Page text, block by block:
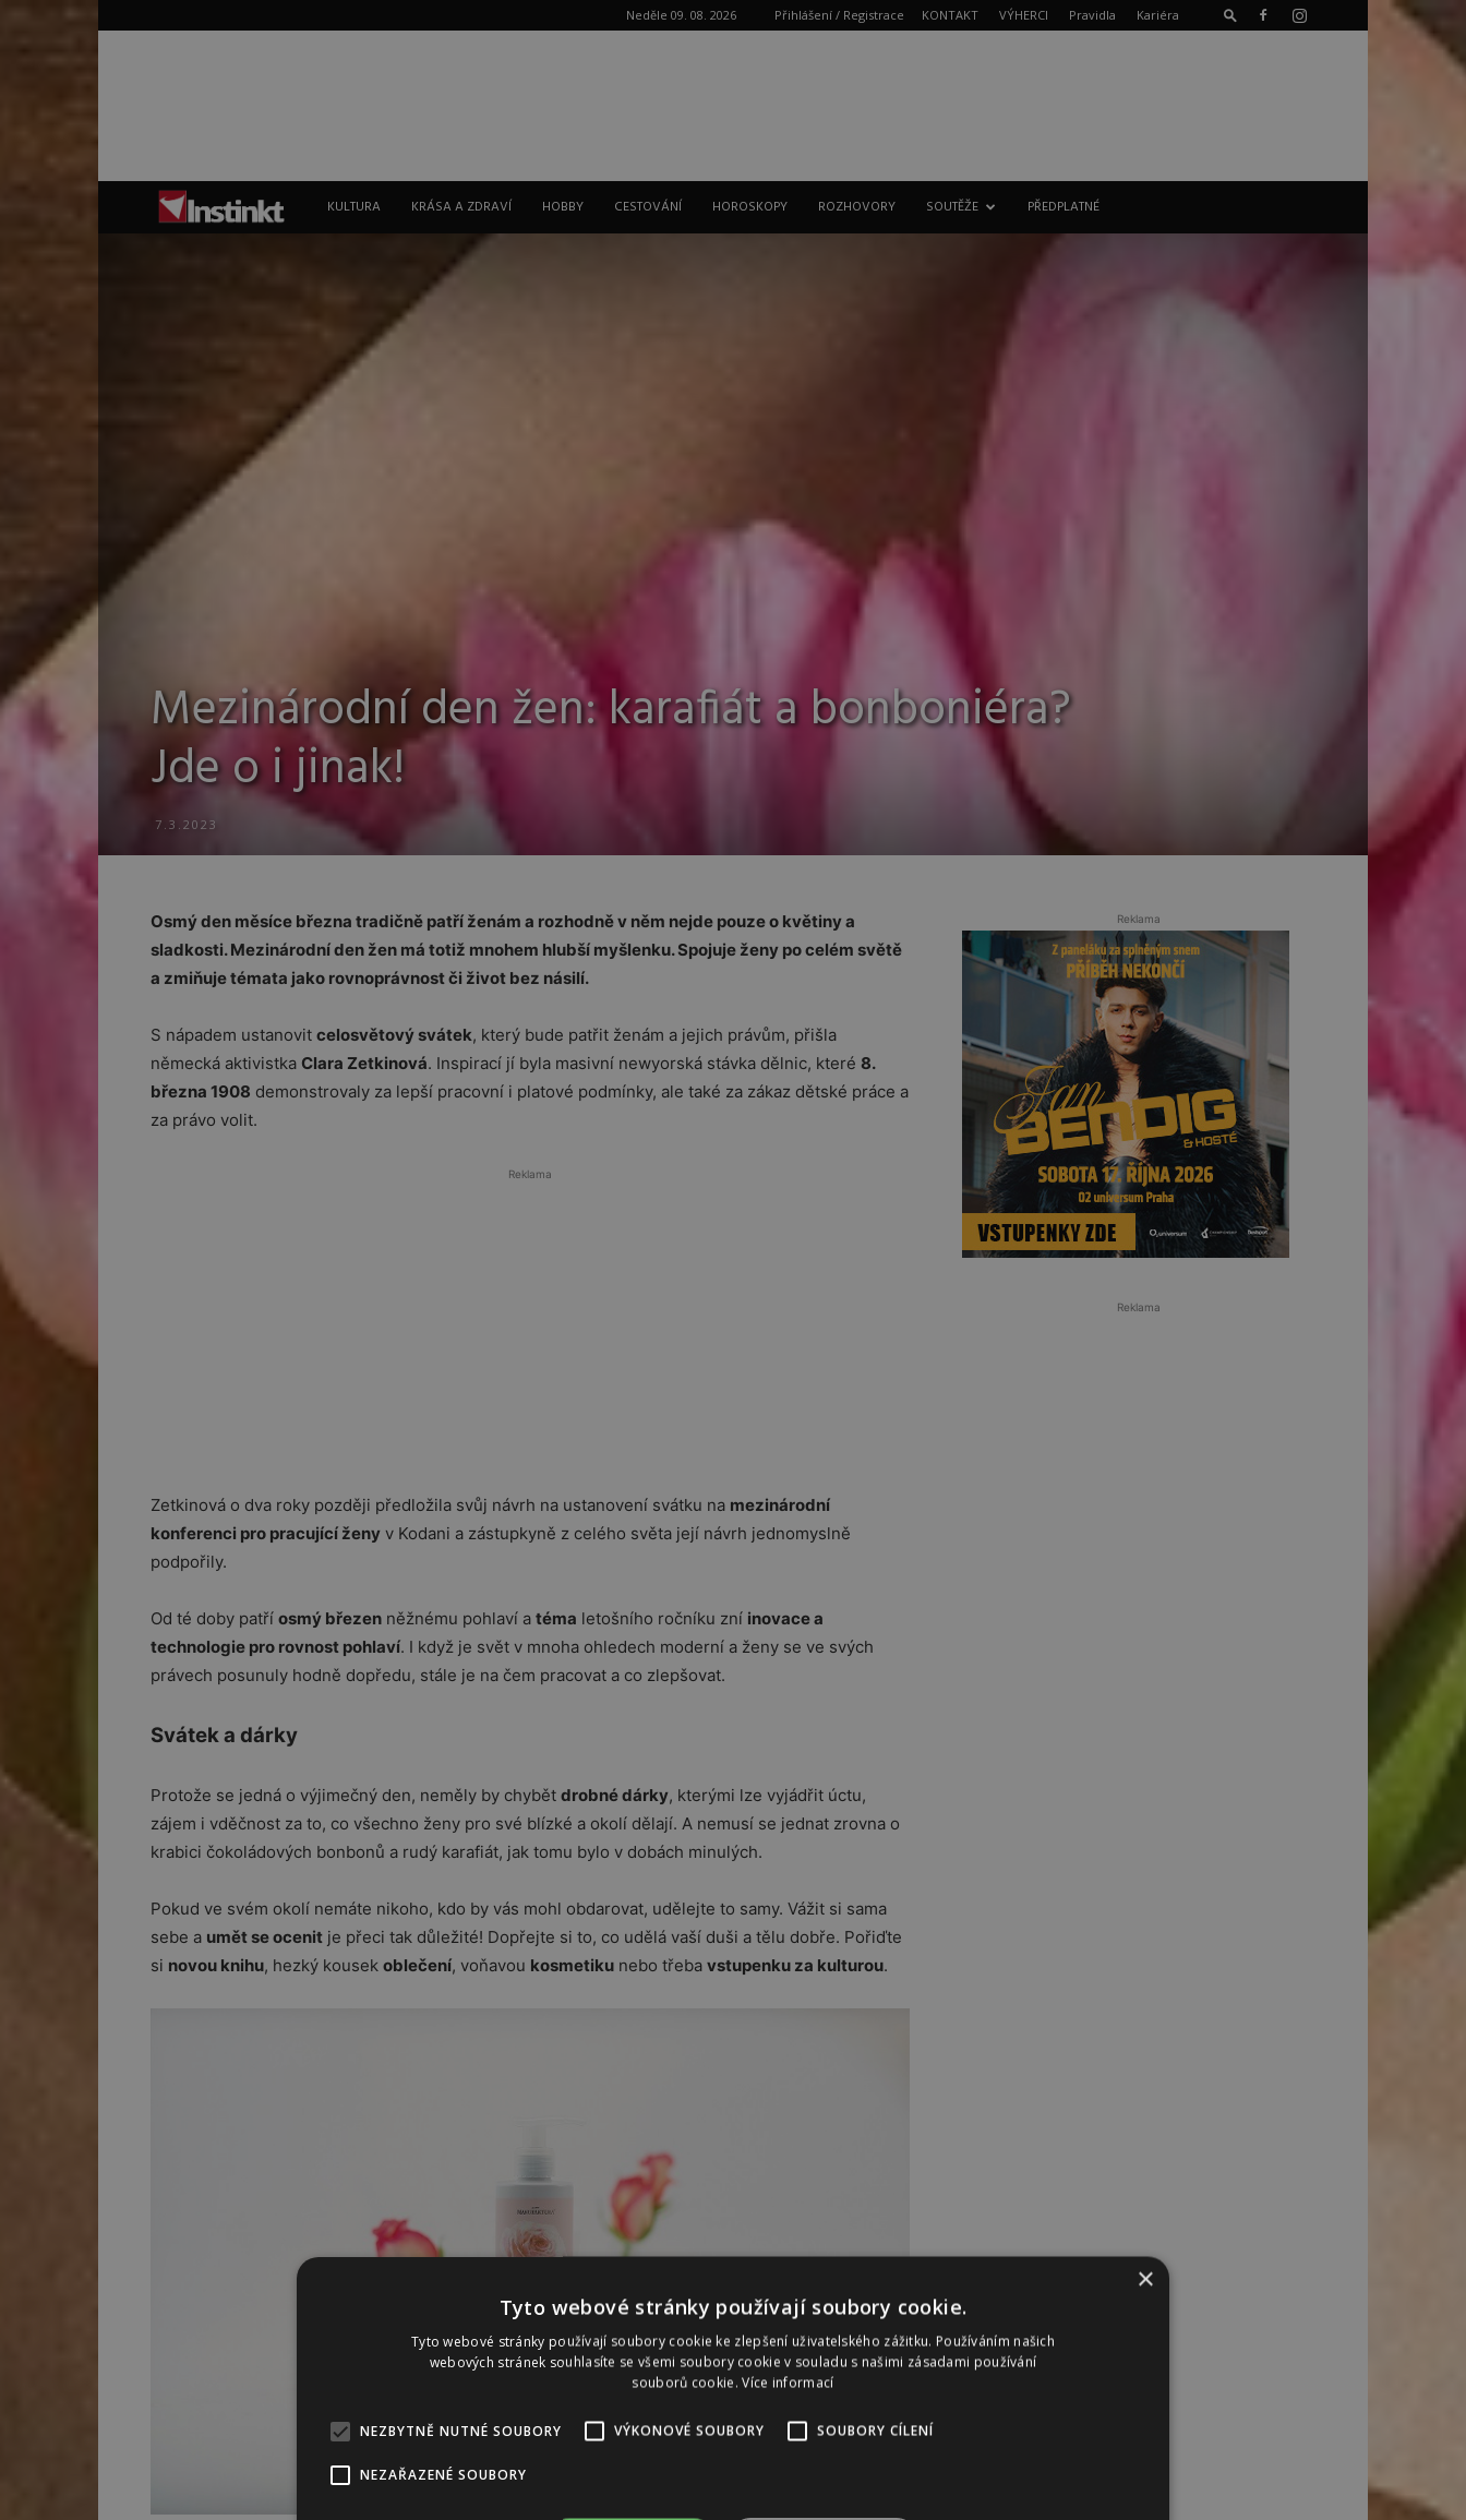
Neděle 09. 08. 2026 Přihlášení / Registrace KONTAKT VÝHERCI Pravidla Kariéra
Instinkt
KULTURA KRÁSA A ZDRAVÍ HOBBY CESTOVÁNÍ HOROSKOPY ROZHOVORY SOUTĚŽE PŘEDPLATNÉ
Mezinárodní den žen: karafiát a bonboniéra?
Jde o i jinak!
7.3.2023
Osmý den měsíce března tradičně patří ženám a rozhodně v něm nejde pouze o květiny a
sladkosti. Mezinárodní den žen má totiž mnohem hlubší myšlenku. Spojuje ženy po celém světě
a zmiňuje témata jako rovnoprávnost či život bez násilí.
S nápadem ustanovit celosvětový svátek, který bude patřit ženám a jejich právům, přišla
německá aktivistka Clara Zetkinová. Inspirací jí byla masivní newyorská stávka dělnic, které 8.
března 1908 demonstrovaly za lepší pracovní i platové podmínky, ale také za zákaz dětské práce a
za právo volit.
Reklama
Zetkinová o dva roky později předložila svůj návrh na ustanovení svátku na mezinárodní
konferenci pro pracující ženy v Kodani a zástupkyně z celého světa její návrh jednomyslně
podpořily.
Od té doby patří osmý březen něžnému pohlaví a téma letošního ročníku zní inovace a
technologie pro rovnost pohlaví. I když je svět v mnoha ohledech moderní a ženy se ve svých
právech posunuly hodně dopředu, stále je na čem pracovat a co zlepšovat.
Svátek a dárky
Protože se jedná o výjimečný den, neměly by chybět drobné dárky, kterými lze vyjádřit úctu,
zájem i vděčnost za to, co všechno ženy pro své blízké a okolí dělají. A nemusí se jednat zrovna o
krabici čokoládových bonbonů a rudý karafiát, jak tomu bylo v dobách minulých.
Pokud ve svém okolí nemáte nikoho, kdo by vás mohl obdarovat, udělejte to samy. Vážit si sama
sebe a umět se ocenit je přeci tak důležité! Dopřejte si to, co udělá vaší duši a tělu dobře. Pořiďte
si novou knihu, hezký kousek oblečení, voňavou kosmetiku nebo třeba vstupenku za kulturou.
Reklama
Reklama
×
Tyto webové stránky používají soubory cookie.
Tyto webové stránky používají soubory cookie ke zlepšení uživatelského zážitku. Používáním našich
webových stránek souhlasíte se všemi soubory cookie v souladu s našimi zásadami používání
souborů cookie.Více informací
NEZBYTNĚ NUTNÉ SOUBORY VÝKONOVÉ SOUBORY SOUBORY CÍLENÍ
NEZAŘAZENÉ SOUBORY